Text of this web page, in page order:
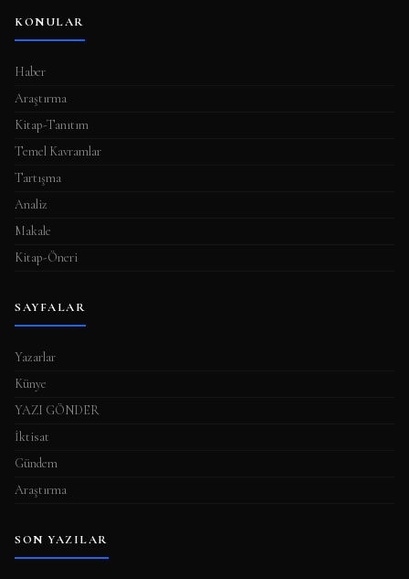
KONULAR
Haber
Araştırma
Kitap-Tanıtım
Temel Kavramlar
Tartışma
Analiz
Makale
Kitap-Öneri
SAYFALAR
Yazarlar
Künye
YAZI GÖNDER
İktisat
Gündem
Araştırma
SON YAZILAR